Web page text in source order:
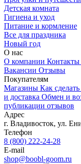
Детская комната
Гигиена и уход
Питание и кормление
Все для праздника
Новый год
О нас
О компании Контакты
Вакансии Отзывы
Покупателям
Магазины Как сделать
и доставка Обмен и
публикации отзывов
Адрес
г. Владивосток, ул.
Телефон
8 (800) 222-24-28
E-mail
shop@boobl-goom.ru